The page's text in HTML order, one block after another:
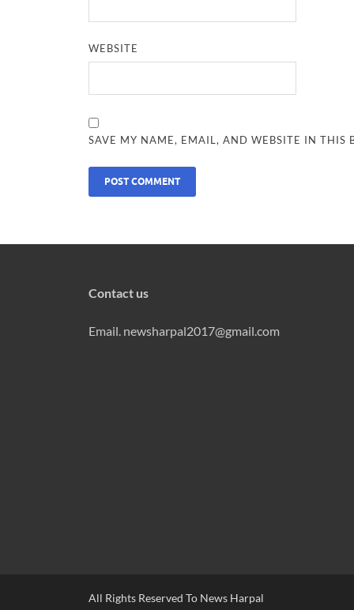
WEBSITE
SAVE MY NAME, EMAIL, AND WEBSITE IN THIS
Contact us
Email. newsharpal2017@gmail.com
All Rights Reserved To News Harpal